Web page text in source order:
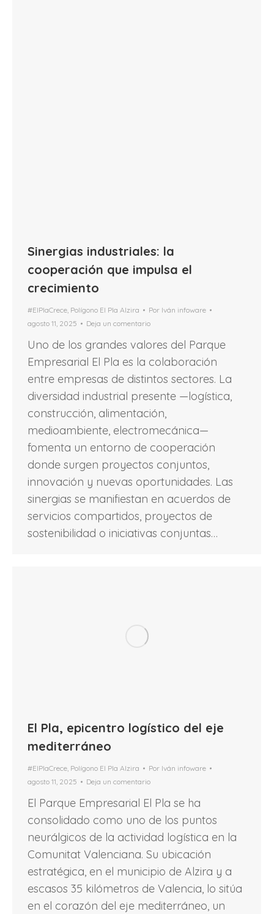
Sinergias industriales: la
cooperación que impulsa el
crecimiento
#ElPlaCrece, Polígono El Pla Alzira Por Iván infoware
agosto 11, 2025
Deja un comentario
Uno de los grandes valores del Parque
Empresarial El Pla es la colaboración
entre empresas de distintos sectores. La
diversidad industrial presente —logística,
construcción, alimentación,
medioambiente, electromecánica—
fomenta un entorno de cooperación
donde surgen proyectos conjuntos,
innovación y nuevas oportunidades. Las
sinergias se manifiestan en acuerdos de
servicios compartidos, proyectos de
sostenibilidad o iniciativas conjuntas…
El Pla, epicentro logístico del eje
mediterráneo
#ElPlaCrece, Polígono El Pla Alzira Por Iván infoware
agosto 11, 2025
Deja un comentario
El Parque Empresarial El Pla se ha
consolidado como uno de los puntos
neurálgicos de la actividad logística en la
Comunitat Valenciana. Su ubicación
estratégica, en el municipio de Alzira y a
escasos 35 kilómetros de Valencia, lo sitúa
en el corazón del eje mediterráneo, un